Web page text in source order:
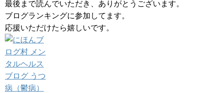
最後まで読んでいただき、ありがとうございます。
ブログランキングに参加してます。
応援いただけたら嬉しいです。